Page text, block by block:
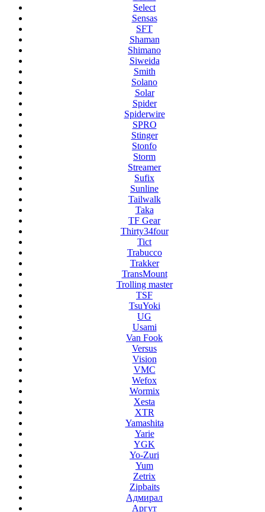
Select
Sensas
SFT
Shaman
Shimano
Siweida
Smith
Solano
Solar
Spider
Spiderwire
SPRO
Stinger
Stonfo
Storm
Streamer
Sufix
Sunline
Tailwalk
Taka
TF Gear
Thirty34four
Tict
Trabucco
Trakker
TransMount
Trolling master
TSF
TsuYoki
UG
Usami
Van Fook
Versus
Vision
VMC
Wefox
Wormix
Xesta
XTR
Yamashita
Yarie
YGK
Yo-Zuri
Yum
Zetrix
Zipbaits
Адмирал
Аргут